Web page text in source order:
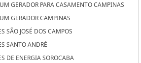
GERADOR PARA CASAMENTO CAMPINAS
GERADOR CAMPINAS
SÃO JOSÉ DOS CAMPOS
SANTO ANDRÉ
DE ENERGIA SOROCABA